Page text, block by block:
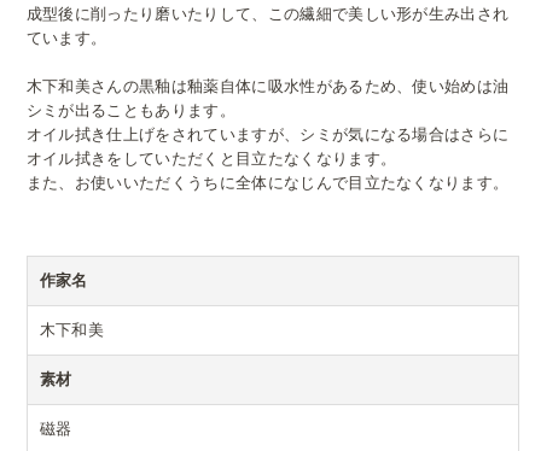
成型後に削ったり磨いたりして、この繊細で美しい形が生み出され
ています。
木下和美さんの黒釉は釉薬自体に吸水性があるため、使い始めは油
シミが出ることもあります。
オイル拭き仕上げをされていますが、シミが気になる場合はさらに
オイル拭きをしていただくと目立たなくなります。
また、お使いいただくうちに全体になじんで目立たなくなります。
作家名
木下和美
素材
磁器